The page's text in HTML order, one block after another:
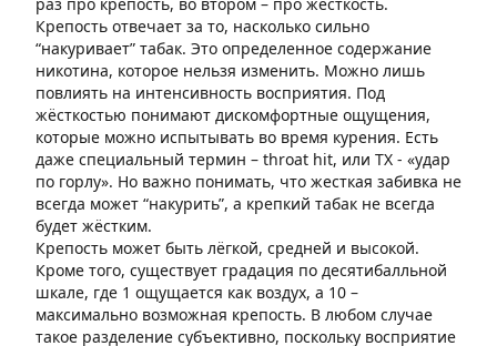
Крепость отвечает за то, насколько сильно
“накуривает” табак. Это определенное содержание
никотина, которое нельзя изменить. Можно лишь
повлиять на интенсивность восприятия. Под
жёсткостью понимают дискомфортные ощущения,
которые можно испытывать во время курения. Есть
даже специальный термин – throat hit, или ТХ - «удар
по горлу». Но важно понимать, что жесткая забивка не
всегда может “накурить”, а крепкий табак не всегда
будет жёстким.
Крепость может быть лёгкой, средней и высокой.
Кроме того, существует градация по десятибалльной
шкале, где 1 ощущается как воздух, а 10 –
максимально возможная крепость. В любом случае
такое разделение субъективно, поскольку восприятие